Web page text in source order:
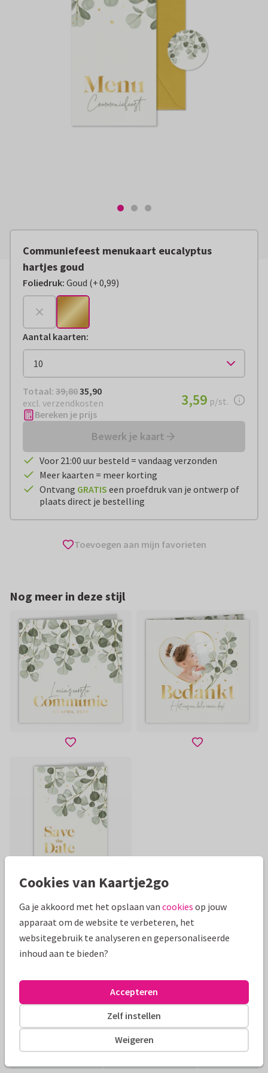
Communiefeest menukaart eucalyptus
hartjes goud
Foliedruk: Goud (
+€ 0,99
+0,99)
Aantal kaarten:
Totaal: € 35,90
Totaal: 39,8035,90
excl. verzendkosten
€ 3,59per stuk
3,59 p/st.
Bereken je prijs
Bewerk je kaart
Voor 21:00 uur besteld = vandaag verzonden
Meer kaarten = meer korting
Ontvang GRATIS een proefdruk van je ontwerp of
plaats direct je bestelling
Toevoegen aan mijn favorieten
Nog meer in deze stijl
Mooie extra's bij je kaart
Cookies van Kaartje2go
Ga je akkoord met het opslaan van cookies op jouw
apparaat om de website te verbeteren, het
websitegebruik te analyseren en gepersonaliseerde
inhoud aan te bieden?
Weigeren
Zelf instellen
Accepteren